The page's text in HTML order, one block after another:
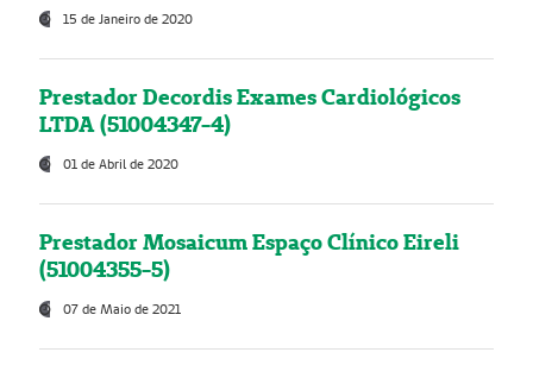
15 de Janeiro de 2020
Prestador Decordis Exames Cardiológicos
LTDA (51004347-4)
01 de Abril de 2020
Prestador Mosaicum Espaço Clínico Eireli
(51004355-5)
07 de Maio de 2021